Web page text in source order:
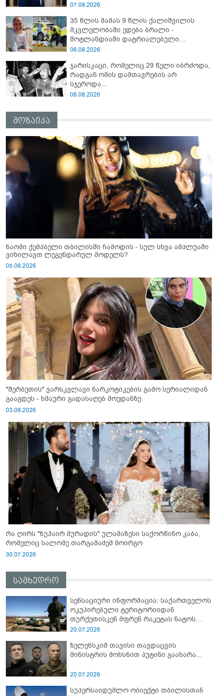
07.08.2026
35 წლის მამას 9 წლის ქალიშვილის
მკვლელობაში ედება ბრალი -
შოტლანდიაში დატრიალებული
ტრაგედიის დეტალები
06.08.2026
ჯარისკაცი, რომელიც 29 წელი იბრძოდა,
რადგან ომის დამთავრების არ
სჯეროდა...
06.08.2026
მოზაიკა
ნაომი ქემპბელი თბილისში ჩამოდის - სულ სხვა ამპლუაში
ვიხილავთ ლეგენდარულ მოდელს?
05.08.2026
"შერბეთის" ვარსკვლავი ნარკოტიკების გამო სერიალიდან
გააგდეს - ხმაური გადასაღებ მოედანზე
03.08.2026
რა ღირს "ზუჰაირ მურადის" ულამაზესი საქორწინო კაბა,
რომელიც სალომე თარგამაძემ მოირგო
30.07.2026
სამხედრო
სენსაციური ინფორმაცია: საქართველოს
ოკუპირებული ტერიტორიიდან
თურქეთისკენ მფრენ რაკეტას ნატოს
სამიტი კინაღამ ჩაუშლია
20.07.2026
ზელენსკიმ თავისი თავდაცვის
მინისტრის მოხსნით პუტინი გაახარა...
20.07.2026
სუპერსაიდუმლო ობიექტი თბილისთან